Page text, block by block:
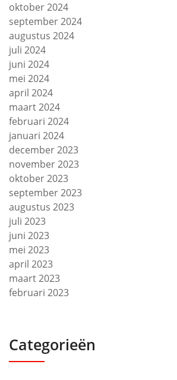
oktober 2024
september 2024
augustus 2024
juli 2024
juni 2024
mei 2024
april 2024
maart 2024
februari 2024
januari 2024
december 2023
november 2023
oktober 2023
september 2023
augustus 2023
juli 2023
juni 2023
mei 2023
april 2023
maart 2023
februari 2023
Categorieën